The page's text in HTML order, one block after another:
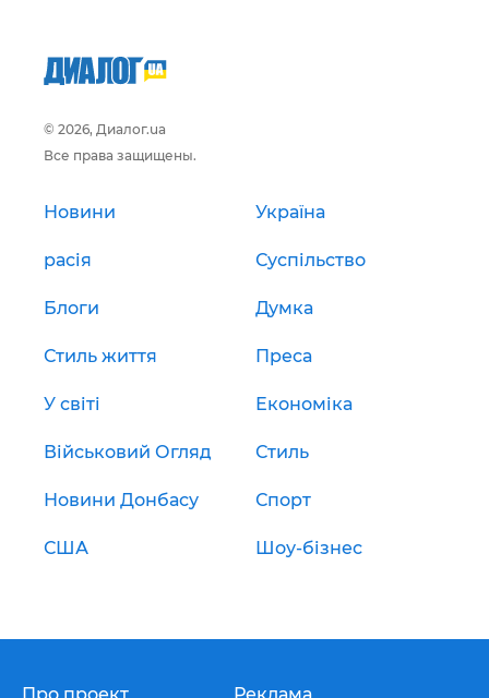
© 2026, Диалог.ua
Все права защищены.
Новини Україна
расія Суспільство
Блоги Думка
Стиль життя Преса
У світі Економіка
Військовий Огляд Стиль
Новини Донбасу Спорт
США Шоу-бізнес